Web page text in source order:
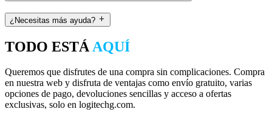
¿Necesitas más ayuda?
TODO ESTÁ AQUÍ
Queremos que disfrutes de una compra sin complicaciones. Compra
en nuestra web y disfruta de ventajas como envío gratuito, varias
opciones de pago, devoluciones sencillas y acceso a ofertas
exclusivas, solo en logitechg.com.